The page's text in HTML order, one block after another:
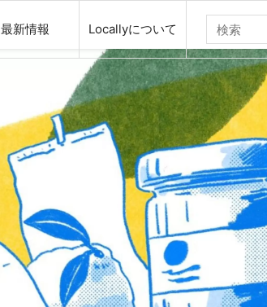
最新情報 Locallyについて